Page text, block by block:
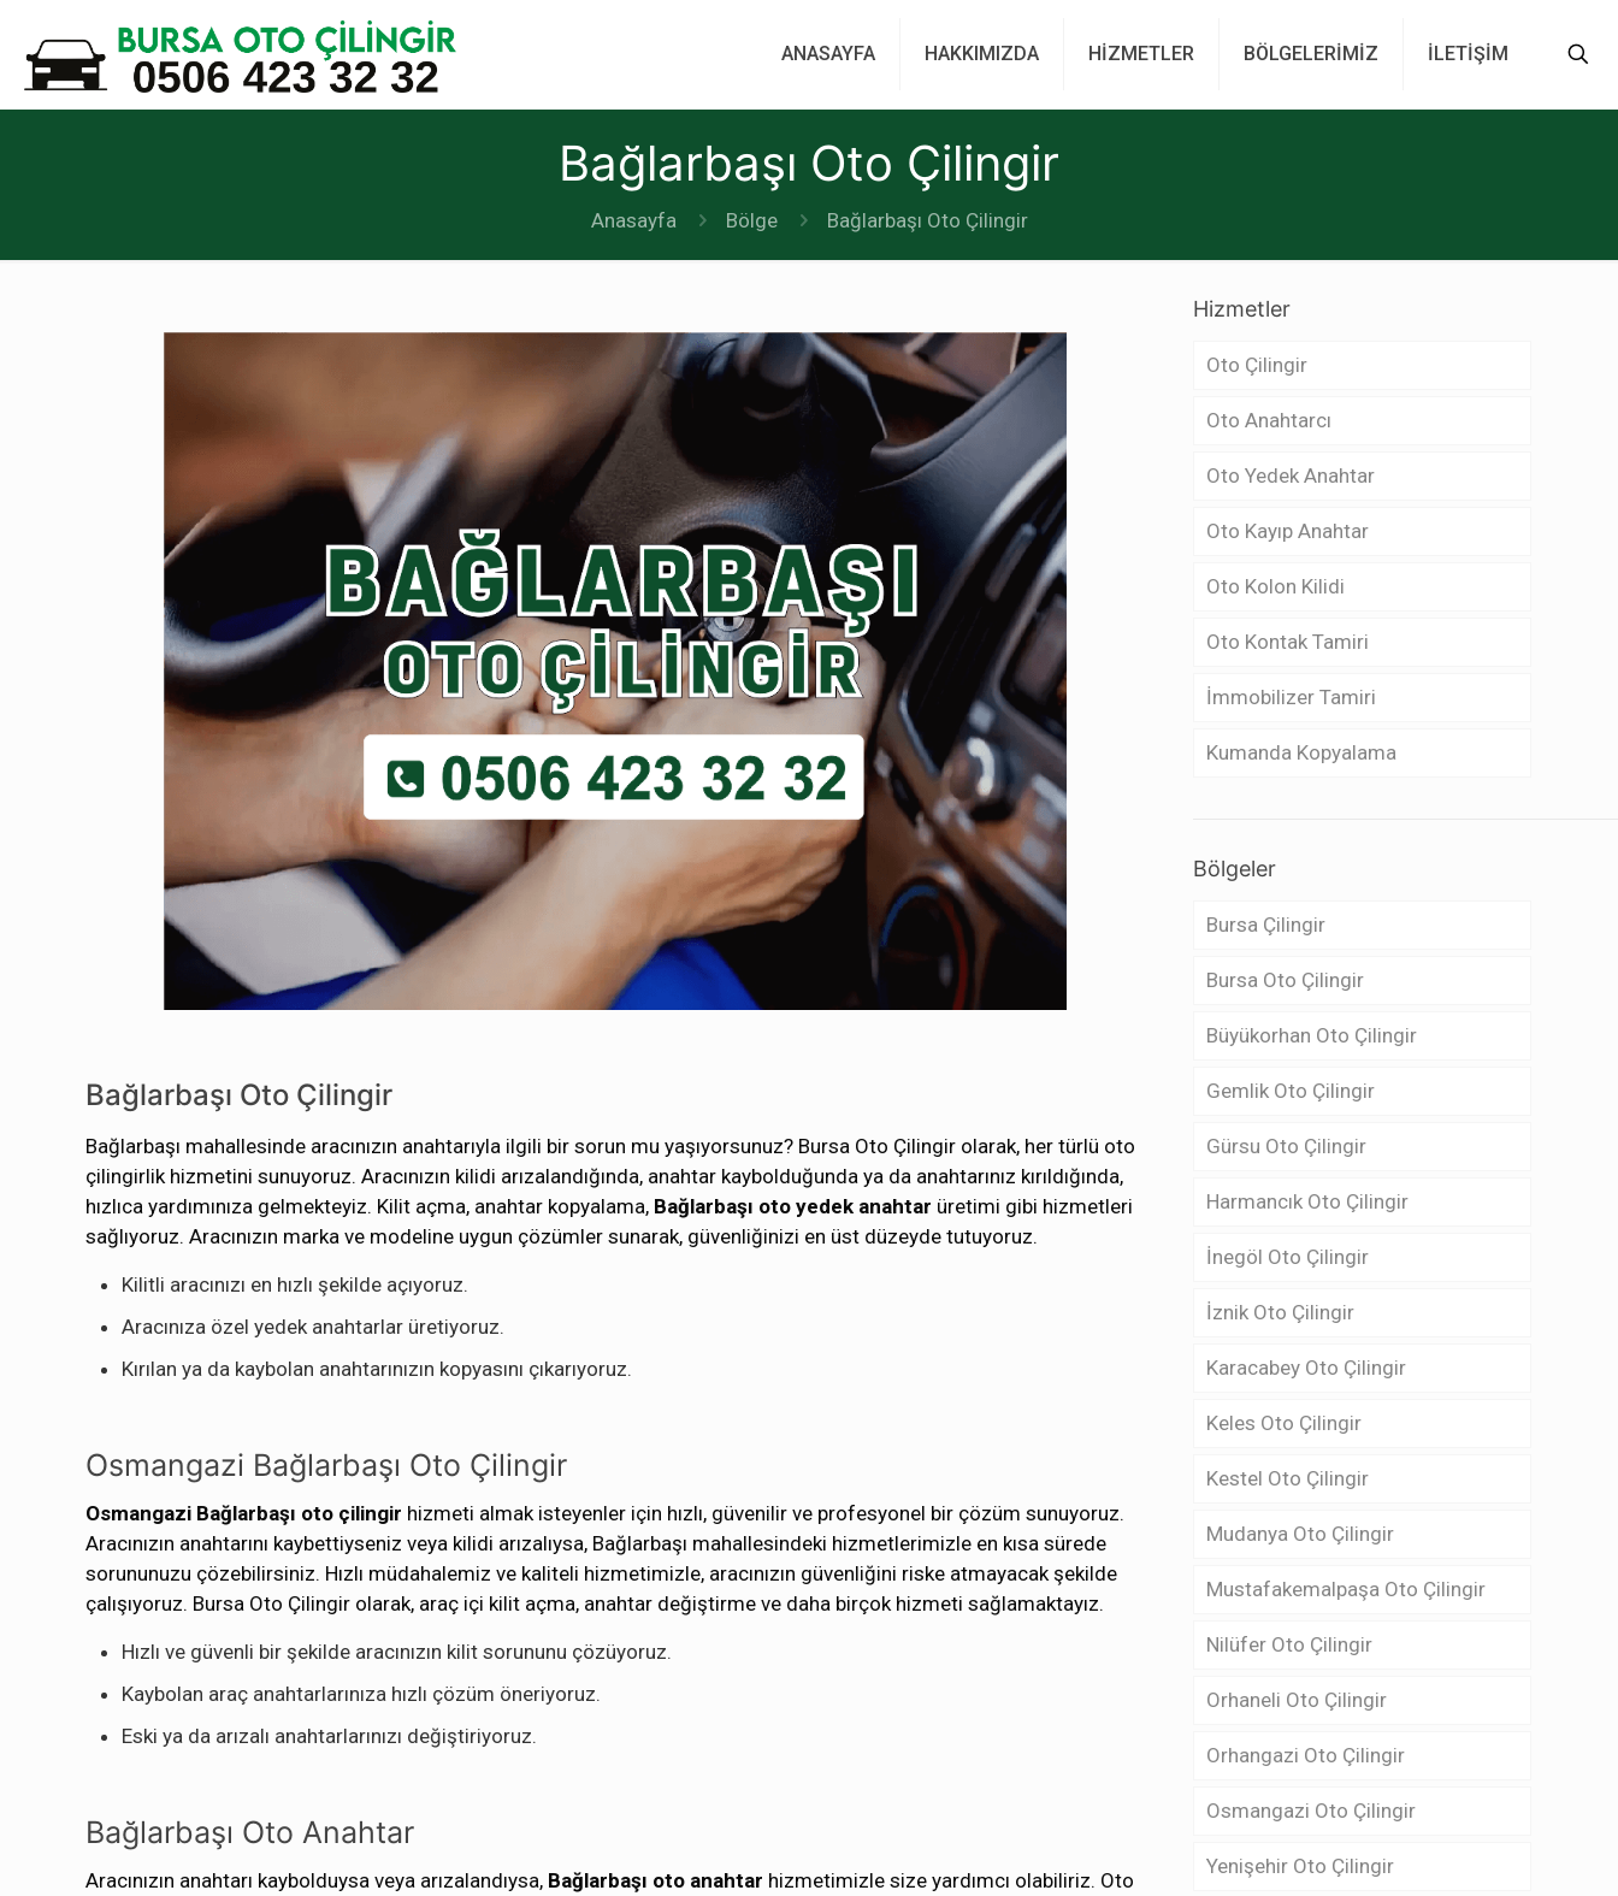
ANASAYFA HAKKIMIZDA HİZMETLER BÖLGELERİMİZ İLETİŞİM
Bağlarbaşı Oto Çilingir
Anasayfa Bölge Bağlarbaşı Oto Çilingir
Bağlarbaşı Oto Çilingir
Bağlarbaşı mahallesinde aracınızın anahtarıyla ilgili bir sorun mu yaşıyorsunuz? Bursa Oto Çilingir olarak, her türlü oto
çilingirlik hizmetini sunuyoruz. Aracınızın kilidi arızalandığında, anahtar kaybolduğunda ya da anahtarınız kırıldığında,
hızlıca yardımınıza gelmekteyiz. Kilit açma, anahtar kopyalama, Bağlarbaşı oto yedek anahtar üretimi gibi hizmetleri
sağlıyoruz. Aracınızın marka ve modeline uygun çözümler sunarak, güvenliğinizi en üst düzeyde tutuyoruz.
Kilitli aracınızı en hızlı şekilde açıyoruz.
Aracınıza özel yedek anahtarlar üretiyoruz.
Kırılan ya da kaybolan anahtarınızın kopyasını çıkarıyoruz.
Osmangazi Bağlarbaşı Oto Çilingir
Osmangazi Bağlarbaşı oto çilingir hizmeti almak isteyenler için hızlı, güvenilir ve profesyonel bir çözüm sunuyoruz.
Aracınızın anahtarını kaybettiyseniz veya kilidi arızalıysa, Bağlarbaşı mahallesindeki hizmetlerimizle en kısa sürede
sorununuzu çözebilirsiniz. Hızlı müdahalemiz ve kaliteli hizmetimizle, aracınızın güvenliğini riske atmayacak şekilde
çalışıyoruz. Bursa Oto Çilingir olarak, araç içi kilit açma, anahtar değiştirme ve daha birçok hizmeti sağlamaktayız.
Hızlı ve güvenli bir şekilde aracınızın kilit sorununu çözüyoruz.
Kaybolan araç anahtarlarınıza hızlı çözüm öneriyoruz.
Eski ya da arızalı anahtarlarınızı değiştiriyoruz.
Bağlarbaşı Oto Anahtar
Aracınızın anahtarı kaybolduysa veya arızalandıysa, Bağlarbaşı oto anahtar hizmetimizle size yardımcı olabiliriz. Oto
Hizmetler
Oto Çilingir
Oto Anahtarcı
Oto Yedek Anahtar
Oto Kayıp Anahtar
Oto Kolon Kilidi
Oto Kontak Tamiri
İmmobilizer Tamiri
Kumanda Kopyalama
Bölgeler
Bursa Çilingir
Bursa Oto Çilingir
Büyükorhan Oto Çilingir
Gemlik Oto Çilingir
Gürsu Oto Çilingir
Harmancık Oto Çilingir
İnegöl Oto Çilingir
İznik Oto Çilingir
Karacabey Oto Çilingir
Keles Oto Çilingir
Kestel Oto Çilingir
Mudanya Oto Çilingir
Mustafakemalpaşa Oto Çilingir
Nilüfer Oto Çilingir
Orhaneli Oto Çilingir
Orhangazi Oto Çilingir
Osmangazi Oto Çilingir
Yenişehir Oto Çilingir